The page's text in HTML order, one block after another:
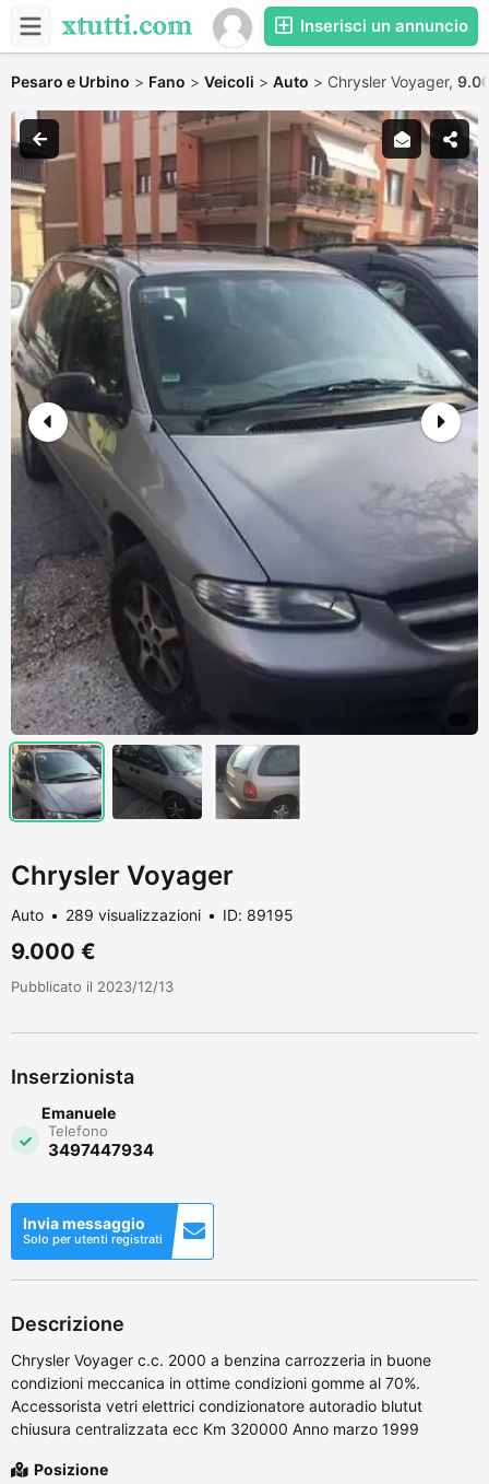
Inserisci un annuncio
Pesaro e Urbino > Fano > Veicoli > Auto > Chrysler Voyager,
Chrysler Voyager
Auto 289 visualizzazioni ID: 89195
9.000 €
Pubblicato il 2023/12/13
Inserzionista
Emanuele
Telefono
3497447934
Invia messaggio
Solo per utenti registrati
Descrizione
Chrysler Voyager c.c. 2000 a benzina carrozzeria in buone
condizioni meccanica in ottime condizioni gomme al 70%.
Accessorista vetri elettrici condizionatore autoradio blutut
chiusura centralizzata ecc Km 320000 Anno marzo 1999
Posizione